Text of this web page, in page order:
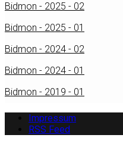
Bidmon - 2025 - 02
Bidmon - 2025 - 01
Bidmon - 2024 - 02
Bidmon - 2024 - 01
Bidmon - 2019 - 01
Impressum
RSS Feed